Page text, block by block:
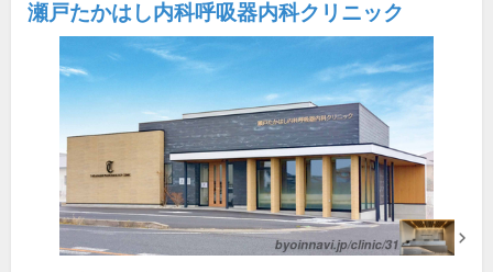
瀬戸たかはし内科呼吸器内科クリニック